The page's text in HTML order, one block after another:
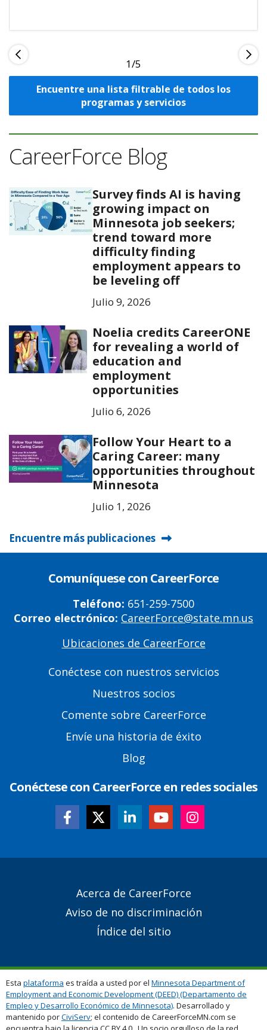
1
Encuentre una lista filtrable de todos los
programas y servicios
CareerForce Blog
Survey finds AI is having
growing impact on
Minnesota job seekers;
trend toward more
difficulty finding
employment appears to
be leveling off
Julio 9, 2026
Noelia credits CareerONE
for revealing a world of
education and
employment
opportunities
Julio 6, 2026
Follow Your Heart to a
Caring Career: many
opportunities throughout
Minnesota
Julio 1, 2026
Encuentre más publicaciones
Comuníquese con CareerForce
Teléfono: 651-259-7500
Correo electrónico: CareerForce@state.mn.us
Ubicaciones de CareerForce
Conéctese con nuestros servicios
Nuestros socios
Comente sobre CareerForce
Envíe una historia de éxito
Blog
Conéctese con CareerForce en redes sociales
Acerca de CareerForce
Aviso de no discriminación
Índice del sitio
Esta plataforma es traída a usted por el Minnesota Department of
Employment and Economic Development (DEED) (Departamento de
Empleo y Desarrollo Económico de Minnesota). Desarrollado y
mantenido porCiviServ; el contenido de CareerForceMN.com se